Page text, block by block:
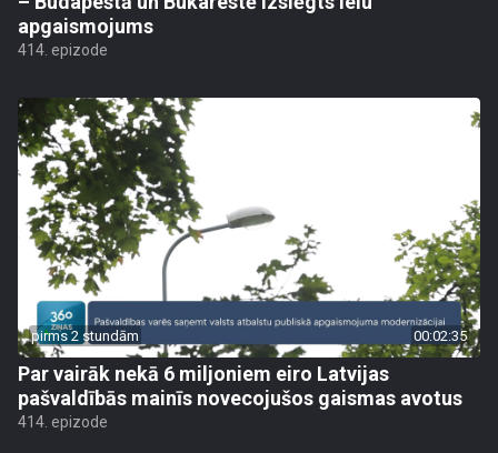
apgaismojums
414. epizode
pirms 2 stundām 00:02:35
Par vairāk nekā 6 miljoniem eiro Latvijas
pašvaldībās mainīs novecojušos gaismas avotus
414. epizode